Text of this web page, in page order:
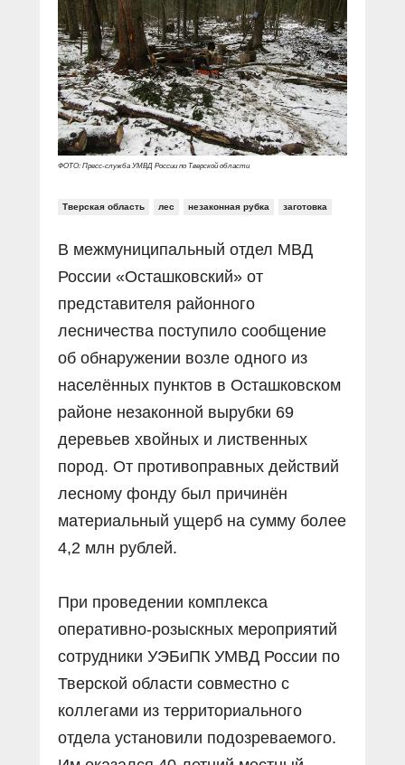
Социальные ролики
Документальные фильмы
Прямой разговор
В знании сила
Специальный репортаж
КиберПОСТОВОЙ
Газета «Щит и меч»
Журнал «Полиция России»
О ПОРТАЛЕ
Контакты
Вакансии
ФОТО: Пресс-служба УМВД России по Тверской области
Тверская область лес незаконная рубка заготовка
В межмуниципальный отдел МВД
России «Осташковский» от
представителя районного
лесничества поступило сообщение
об обнаружении возле одного из
населённых пунктов в Осташковском
районе незаконной вырубки 69
деревьев хвойных и лиственных
пород. От противоправных действий
лесному фонду был причинён
материальный ущерб на сумму более
4,2 млн рублей.
При проведении комплекса
оперативно-розыскных мероприятий
сотрудники УЭБиПК УМВД России по
Тверской области совместно с
коллегами из территориального
отдела установили подозреваемого.